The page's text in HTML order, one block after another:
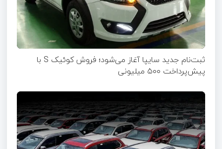
ثبت‌نام جدید سایپا آغاز می‌شود؛ فروش کوئیک S با
پیش‌پرداخت ۵۰۰ میلیونی